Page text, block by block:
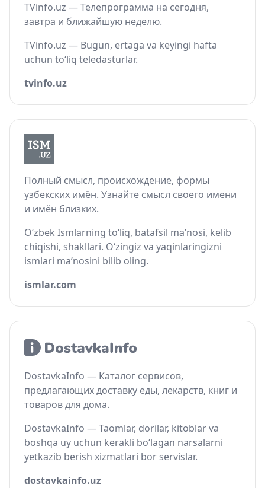
TVinfo.uz — Телепрограмма на сегодня,
завтра и ближайшую неделю.
TVinfo.uz — Bugun, ertaga va keyingi hafta
uchun to‘liq teledasturlar.
tvinfo.uz
Полный смысл, происхождение, формы
узбекских имён. Узнайте смысл своего имени
и имён близких.
O‘zbek Ismlarning to‘liq, batafsil ma’nosi, kelib
chiqishi, shakllari. O‘zingiz va yaqinlaringizni
ismlari ma’nosini bilib oling.
ismlar.com
DostavkaInfo — Каталог сервисов,
предлагающих доставку еды, лекарств, книг и
товаров для дома.
DostavkaInfo — Taomlar, dorilar, kitoblar va
boshqa uy uchun kerakli bo‘lagan narsalarni
yetkazib berish xizmatlari bor servislar.
dostavkainfo.uz